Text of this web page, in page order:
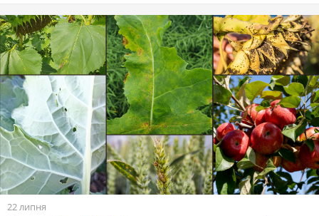
22 липня